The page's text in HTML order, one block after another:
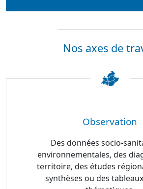
Nos axes de
Observation
Des données socio-
environnementales, des
territoire, des études
synthèses ou des